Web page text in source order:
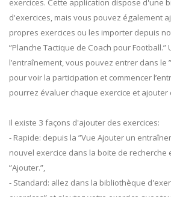
exercices. Cette application dispose d'une
d'exercices, mais vous pouvez également
propres exercices ou les importer depuis
”Planche Tactique de Coach pour
l’entraînement, vous pouvez entrer dans le
pour voir la participation et commencer
pourrez évaluer chaque exercice et ajouter
Il existe 3 façons d'ajouter des exercices:
- Rapide: depuis la ”Vue Ajouter un
nouvel exercice dans la boite de recherche
”Ajouter.”,
- Standard: allez dans la bibliothèque